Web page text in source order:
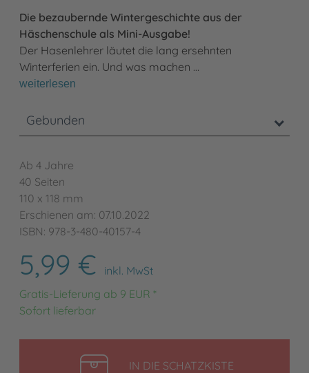
Die bezaubernde Wintergeschichte aus der
Häschenschule als Mini-Ausgabe!
Der Hasenlehrer läutet die lang ersehnten
Winterferien ein. Und was machen …
weiterlesen
Gebunden
Ab 4 Jahre
40 Seiten
110 x 118 mm
Erschienen am: 07.10.2022
ISBN: 978-3-480-40157-4
5,99 €
inkl. MwSt
Gratis-Lieferung ab 9 EUR *
Sofort lieferbar
IN DIE SCHATZKISTELEGEN